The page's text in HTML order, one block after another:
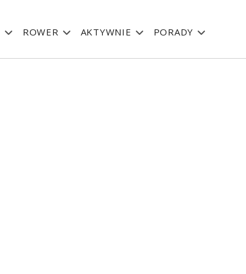
ROWER AKTYWNIE PORADY